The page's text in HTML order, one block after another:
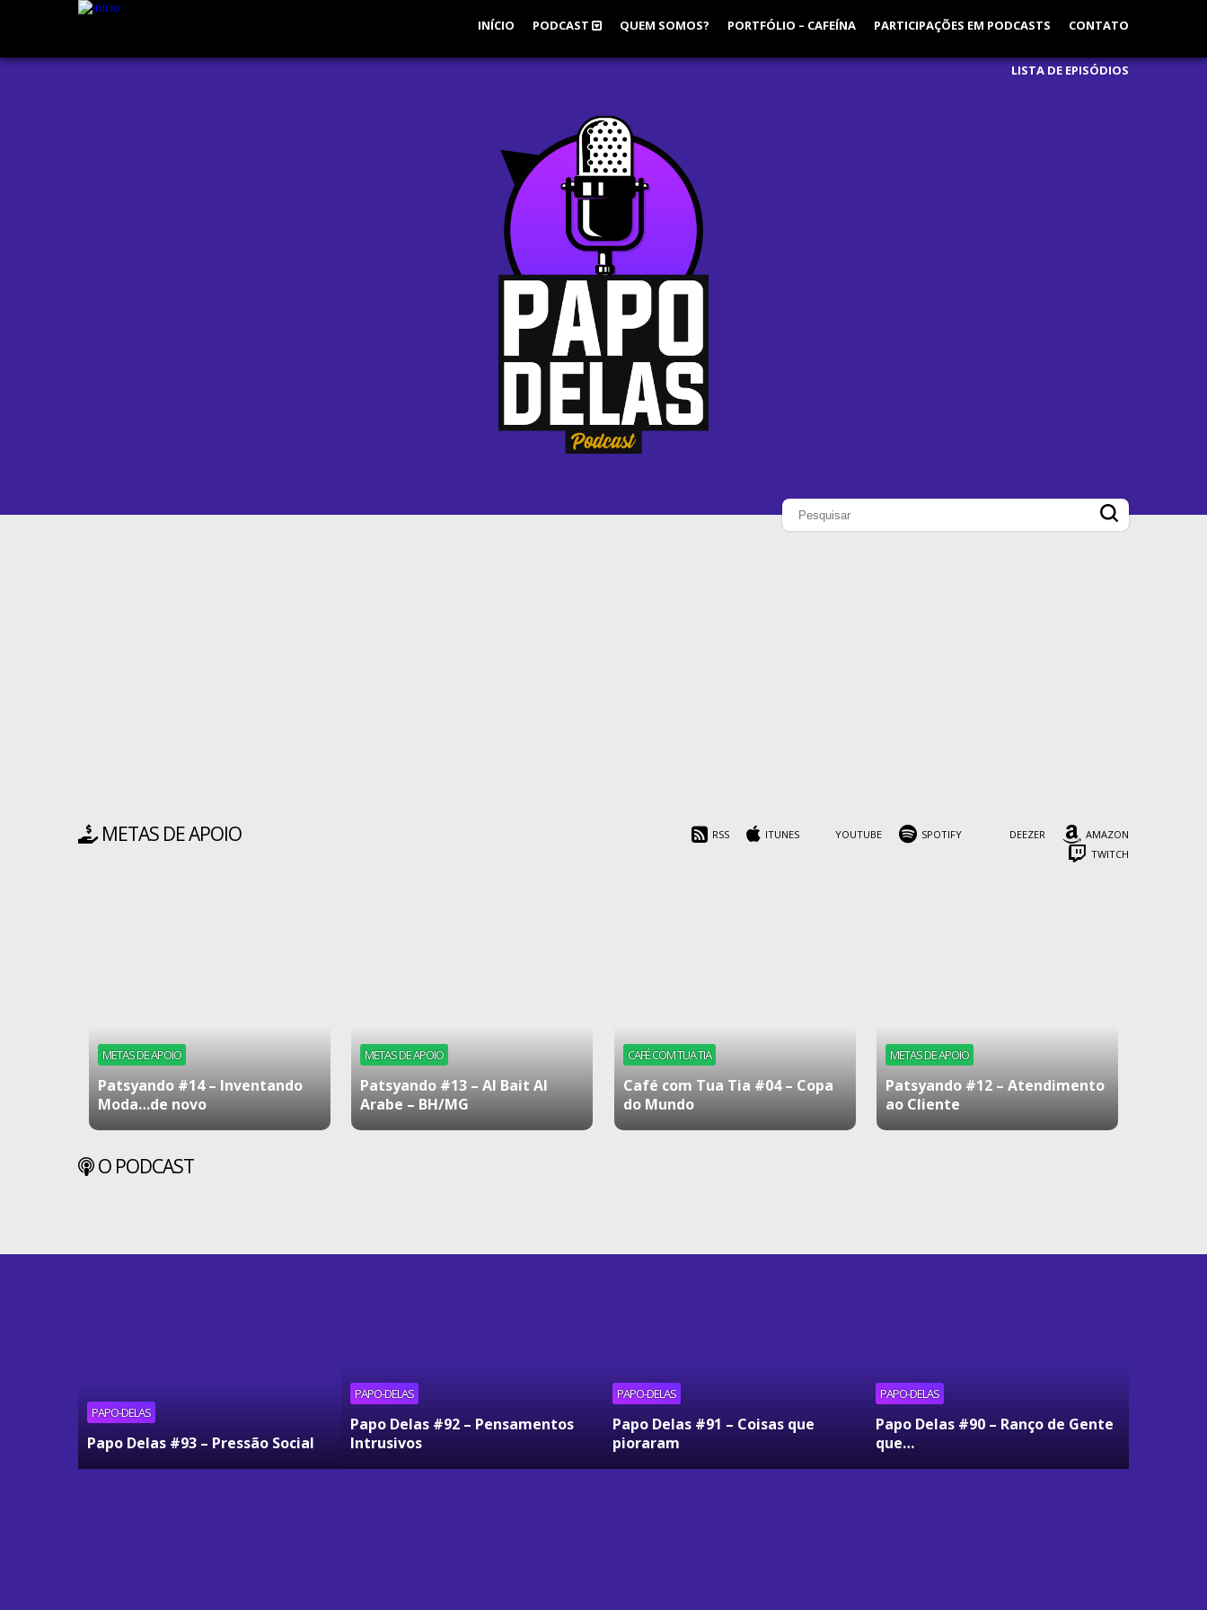
INÍCIO PODCAST QUEM SOMOS? PORTFÓLIO – CAFEÍNA PARTICIPAÇÕES EM PODCASTS CONTATO
LISTA DE EPISÓDIOS
RSS ITUNES YOUTUBE SPOTIFY DEEZER
AMAZON
TWITCH
METAS DE APOIO
METAS DE APOIO
Patsyando #14 – Inventando
Moda…de novo
METAS DE APOIO
Patsyando #13 – Al Bait Al
Arabe – BH/MG
CAFÉ COM TUA TIA
Café com Tua Tia #04 – Copa
do Mundo
METAS DE APOIO
Patsyando #12 – Atendimento
ao Cliente
O PODCAST
PAPO-DELAS
Papo Delas #93 – Pressão Social
PAPO-DELAS
Papo Delas #92 – Pensamentos
Intrusivos
PAPO-DELAS
Papo Delas #91 – Coisas que
pioraram
PAPO-DELAS
Papo Delas #90 – Ranço de Gente
que…